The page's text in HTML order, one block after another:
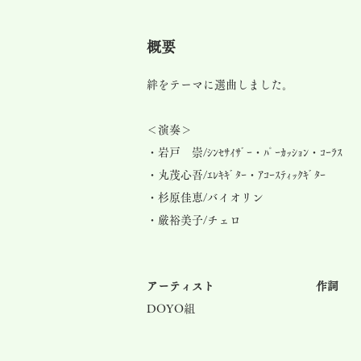
​概要
絆をテーマに選曲しました。
＜演奏＞
・岩戸 崇/ｼﾝｾｻｲｻﾞｰ・ﾊﾟｰｶｯｼｮﾝ・ｺｰﾗｽ
・丸茂心吾/ｴﾚｷｷﾞﾀｰ・ｱｺｰｽﾃｨｯｸｷﾞﾀｰ
・杉原佳恵/バイオリン
・厳裕美子/チェロ
アーティスト
DOYO組
作詞